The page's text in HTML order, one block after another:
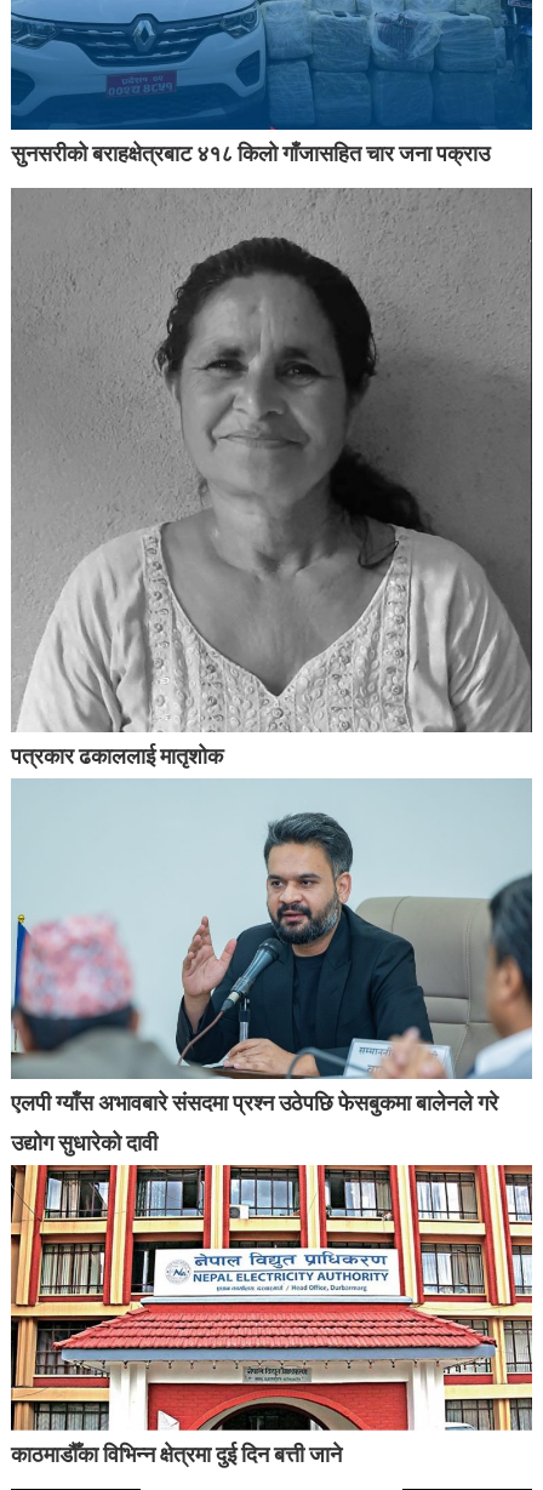
सुनसरीको बराहक्षेत्रबाट ४१८ किलो गाँजासहित चार जना पक्राउ
पत्रकार ढकाललाई मातृशोक
एलपी ग्याँस अभावबारे संसदमा प्रश्न उठेपछि फेसबुकमा बालेनले गरे
उद्योग सुधारेको दावी
काठमाडौँका विभिन्न क्षेत्रमा दुई दिन बत्ती जाने